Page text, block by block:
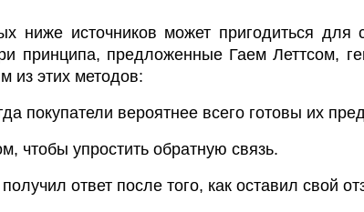
ниже источников может пригодиться
принципа, предложенные Гаем Леттсом,
из этих методов:
покупатели вероятнее всего готовы их
чтобы упростить обратную связь.
ответ после того, как оставил свой